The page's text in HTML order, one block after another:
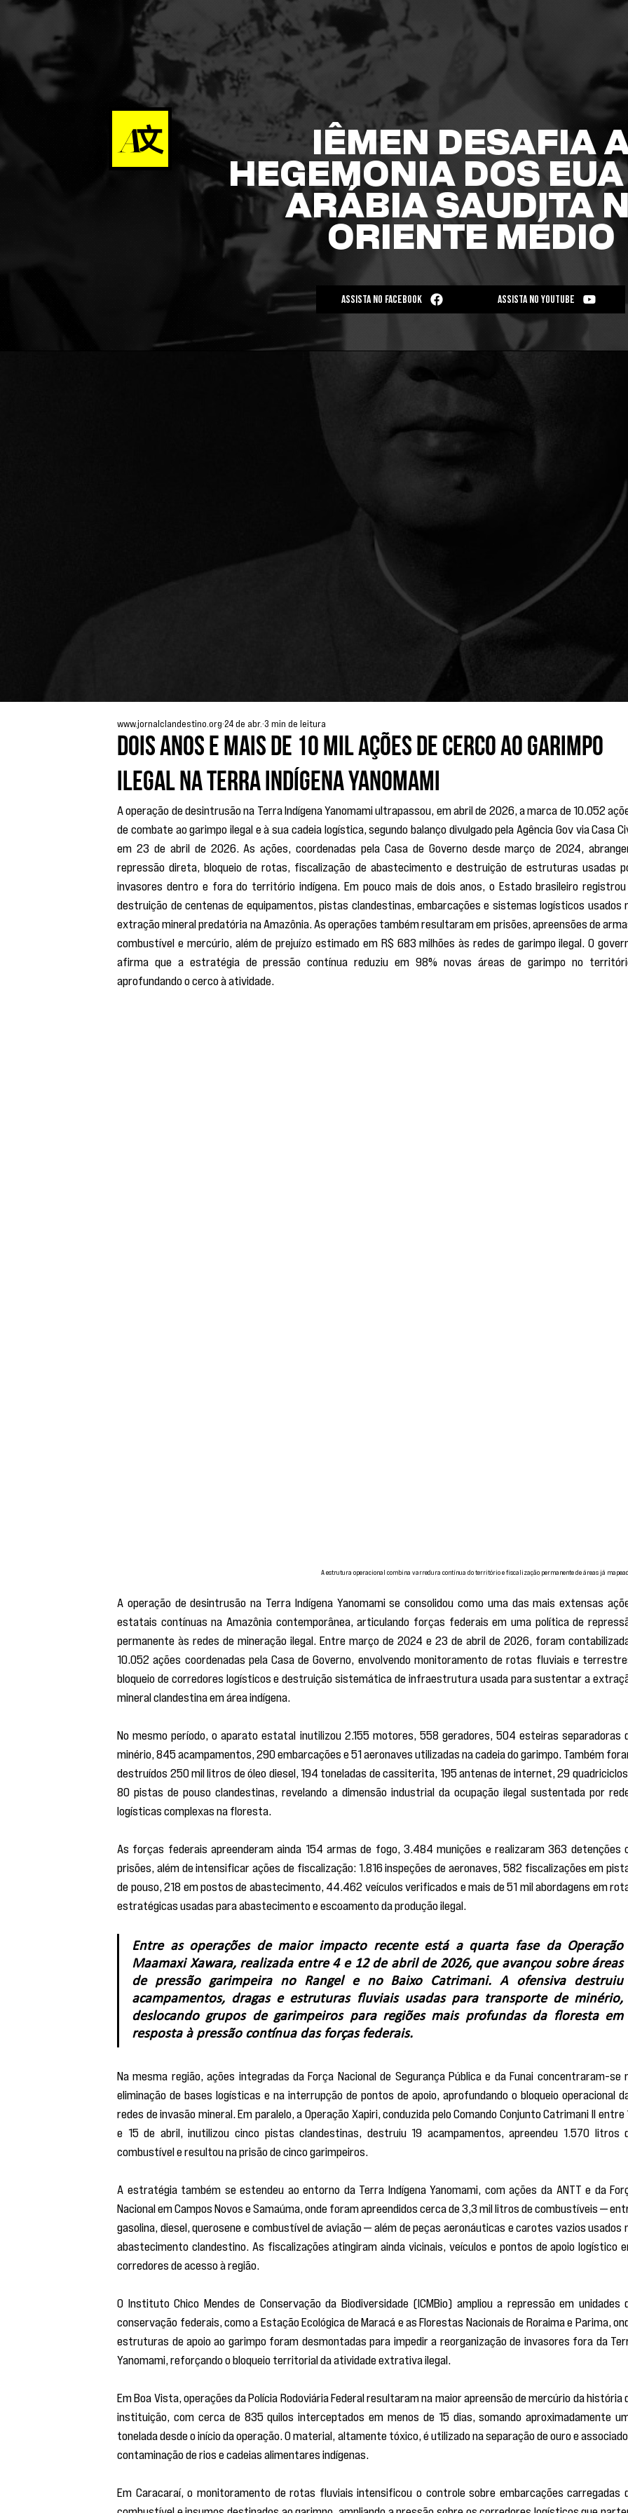
IÊMEN DESAFIA
HEGEMONIA DOS
ARÁBIA SAUDITA
ORIENTE MÉDIO
ASSISTA NO YOUTUBE
ASSISTA NO FACEBOOK
Dois anos e mais de 10 mil ações de cerco ao garimpo
ilegal na Terra Indígena Yanomami
www.jornalclandestino.org24 de abr.3 min de leitura
A operação de desintrusão na Terra Indígena Yanomami ultrapassou, em abril de 2026, a marca de 10.052
de combate ao garimpo ilegal e à sua cadeia logística, segundo balanço divulgado pela Agência Gov via Casa
em 23 de abril de 2026. As ações, coordenadas pela Casa de Governo desde março de 2024,
repressão direta, bloqueio de rotas, fiscalização de abastecimento e destruição de estruturas usadas
invasores dentro e fora do território indígena. Em pouco mais de dois anos, o Estado brasileiro
destruição de centenas de equipamentos, pistas clandestinas, embarcações e sistemas logísticos usados
extração mineral predatória na Amazônia. As operações também resultaram em prisões, apreensões de
combustível e mercúrio, além de prejuízo estimado em R$ 683 milhões às redes de garimpo ilegal. O
afirma que a estratégia de pressão contínua reduziu em 98% novas áreas de garimpo no
aprofundando o cerco à atividade.
A estrutura operacional combina varredura contínua do território e fiscalização permanente de áreas já
A operação de desintrusão na Terra Indígena Yanomami se consolidou como uma das mais extensas
estatais contínuas na Amazônia contemporânea, articulando forças federais em uma política de
permanente às redes de mineração ilegal. Entre março de 2024 e 23 de abril de 2026, foram
10.052 ações coordenadas pela Casa de Governo, envolvendo monitoramento de rotas fluviais e
bloqueio de corredores logísticos e destruição sistemática de infraestrutura usada para sustentar a
mineral clandestina em área indígena.
No mesmo período, o aparato estatal inutilizou 2.155 motores, 558 geradores, 504 esteiras separadoras
minério, 845 acampamentos, 290 embarcações e 51 aeronaves utilizadas na cadeia do garimpo. Também
destruídos 250 mil litros de óleo diesel, 194 toneladas de cassiterita, 195 antenas de internet, 29
80 pistas de pouso clandestinas, revelando a dimensão industrial da ocupação ilegal sustentada por
logísticas complexas na floresta.
As forças federais apreenderam ainda 154 armas de fogo, 3.484 munições e realizaram 363 detenções
prisões, além de intensificar ações de fiscalização: 1.816 inspeções de aeronaves, 582 fiscalizações em
de pouso, 218 em postos de abastecimento, 44.462 veículos verificados e mais de 51 mil abordagens em
estratégicas usadas para abastecimento e escoamento da produção ilegal.
Entre as operações de maior impacto recente está a quarta fase da Operação
Maamaxi Xawara, realizada entre 4 e 12 de abril de 2026, que avançou sobre áreas
de pressão garimpeira no Rangel e no Baixo Catrimani. A ofensiva destruiu
acampamentos, dragas e estruturas fluviais usadas para transporte de minério,
deslocando grupos de garimpeiros para regiões mais profundas da floresta em
resposta à pressão contínua das forças federais.
Na mesma região, ações integradas da Força Nacional de Segurança Pública e da Funai concentraram-se
eliminação de bases logísticas e na interrupção de pontos de apoio, aprofundando o bloqueio operacional
redes de invasão mineral. Em paralelo, a Operação Xapiri, conduzida pelo Comando Conjunto Catrimani II entre
e 15 de abril, inutilizou cinco pistas clandestinas, destruiu 19 acampamentos, apreendeu 1.570 litros
combustível e resultou na prisão de cinco garimpeiros.
A estratégia também se estendeu ao entorno da Terra Indígena Yanomami, com ações da ANTT e da
Nacional em Campos Novos e Samaúma, onde foram apreendidos cerca de 3,3 mil litros de combustíveis —
gasolina, diesel, querosene e combustível de aviação — além de peças aeronáuticas e carotes vazios usados
abastecimento clandestino. As fiscalizações atingiram ainda vicinais, veículos e pontos de apoio logístico
corredores de acesso à região.
O Instituto Chico Mendes de Conservação da Biodiversidade (ICMBio) ampliou a repressão em unidades
conservação federais, como a Estação Ecológica de Maracá e as Florestas Nacionais de Roraima e Parima,
estruturas de apoio ao garimpo foram desmontadas para impedir a reorganização de invasores fora da
Yanomami, reforçando o bloqueio territorial da atividade extrativa ilegal.
Em Boa Vista, operações da Polícia Rodoviária Federal resultaram na maior apreensão de mercúrio da história
instituição, com cerca de 835 quilos interceptados em menos de 15 dias, somando aproximadamente
tonelada desde o início da operação. O material, altamente tóxico, é utilizado na separação de ouro e
contaminação de rios e cadeias alimentares indígenas.
Em Caracaraí, o monitoramento de rotas fluviais intensificou o controle sobre embarcações carregadas